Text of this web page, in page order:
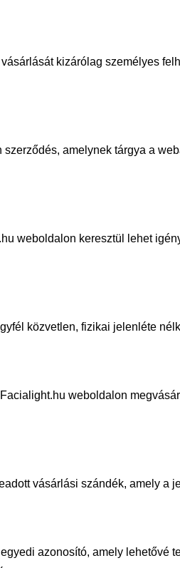
kizárólag személyes
amelynek tárgya a
weboldalon keresztül lehet
közvetlen, fizikai jelenléte
weboldalon
vásárlási szándék, amely a
azonosító, amely lehetővé